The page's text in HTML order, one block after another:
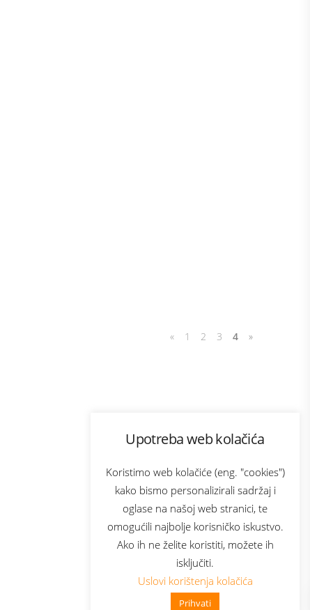
Upotreba web kolačića
Koristimo web kolačiće (eng. "cookies")
kako bismo personalizirali sadržaj i
oglase na našoj web stranici, te
omogućili najbolje korisničko iskustvo.
Ako ih ne želite koristiti, možete ih
isključiti.
Uslovi korištenja kolačića
Prihvati
👋 Zdravo, kako mogu pomoći?
« 1 2 3 4 »
Bonus plus
Prijava za newsletter